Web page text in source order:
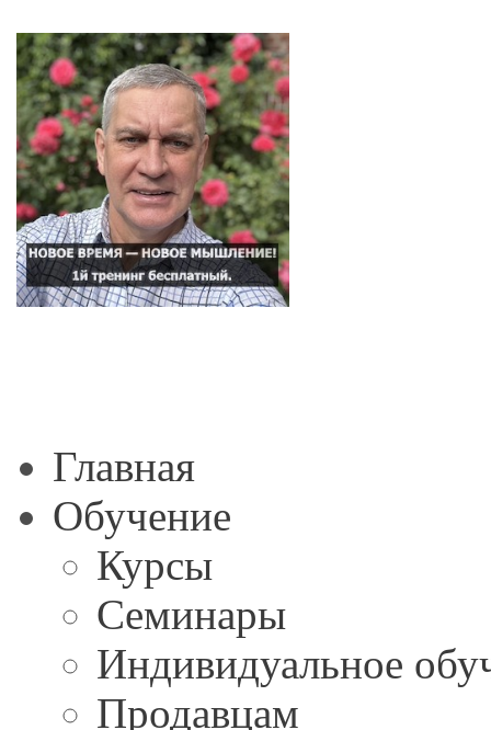
Главная
Обучение
Курсы
Семинары
Индивидуальное
Продавцам